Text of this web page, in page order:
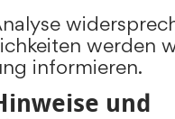
werden
informieren.
und